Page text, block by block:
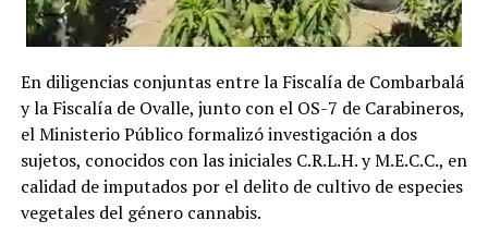
En diligencias conjuntas entre la Fiscalía de Combarbalá
y la Fiscalía de Ovalle, junto con el OS-7 de Carabineros,
el Ministerio Público formalizó investigación a dos
sujetos, conocidos con las iniciales C.R.L.H. y M.E.C.C., en
calidad de imputados por el delito de cultivo de especies
vegetales del género cannabis.